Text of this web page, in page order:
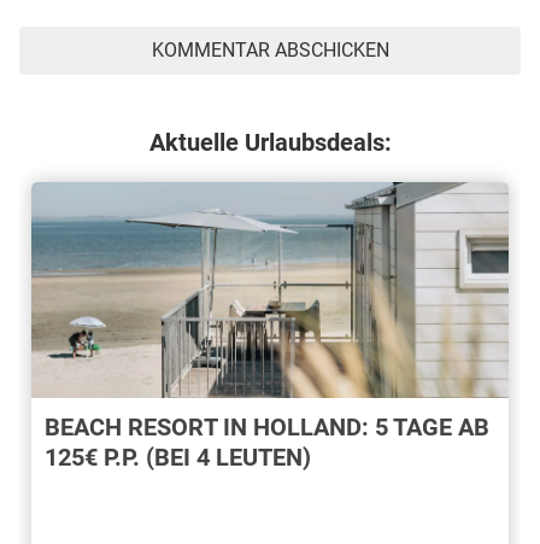
Aktuelle Urlaubsdeals:
BEACH RESORT IN HOLLAND: 5 TAGE AB
125€ P.P. (BEI 4 LEUTEN)